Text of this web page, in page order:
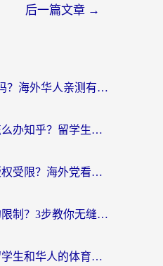
后一篇文章 →
12123在国外能登录吗？海外华人亲测有效的回国加速器选择指南
海外看不了爱奇艺怎么办知乎？留学生亲测有效的回国加速方案
央视影音当前地区版权受限？海外党看国内剧、追电视台的终极解决方案
海外访问国内网站的限制？3步教你无缝解锁国内资源（附实测最优工具）
海外如何看中超？留学生和华人的体育赛事观看终极指南（附欧洲杯奥运会观看技巧）